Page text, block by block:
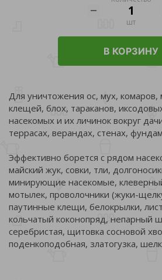
шт
В КОРЗИНУ
Для уничтожения ос, мух,
клещей, блох, тараканов,
насекомых и их личинок вокруг
террасах, верандах, стенах,
Эффективно борется с рядом
майский жук, совки, тли,
минирующие насекомые,
мотылек, проволочники (жуки-
паутинные клещи, белокрылки,
кольчатый коконопряд, непарный
серебристая, щитовка сосновой
поденкоподобная, златогузка,